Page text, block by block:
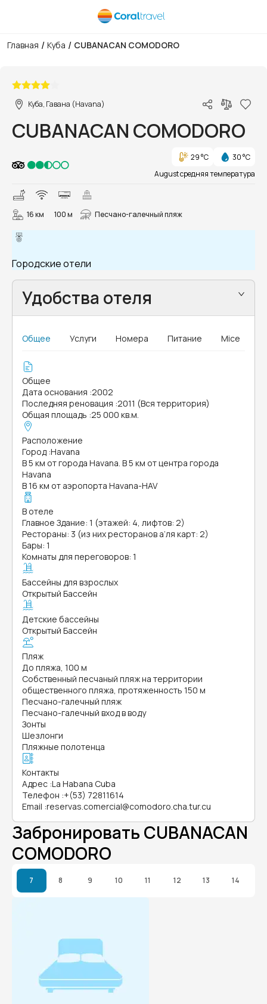
Главная / Куба / CUBANACAN COMODORO
Куба, Гавана (Havana)
CUBANACAN COMODORO
29 °C
30 °C
August средняя температура
16 км 100 м Песчано-галечный пляж
Городские отели
Удобства отеля
Общее Услуги Номера Питание Mice
Общее
Дата основания :2002
Последняя реновация :2011 (Вся территория)
Общая площадь :25 000 кв.м.
Расположение
Город :Havana
В 5 км от города Havana. В 5 км от центра города
Havana
В 16 км от аэропорта Havana-HAV
В отеле
Главное Здание: 1 (этажей: 4, лифтов: 2)
Рестораны: 3 (из них ресторанов а’ля карт: 2)
Бары: 1
Комнаты для переговоров: 1
Бассейны для взрослых
Открытый Бассейн
Детские бассейны
Открытый Бассейн
Пляж
До пляжа, 100 м
Собственный песчаный пляж на территории
общественного пляжа, протяженность 150 м
Песчано-галечный пляж
Песчано-галечный вход в воду
Зонты
Шезлонги
Пляжные полотенца
Контакты
Адрес :La Habana Cuba
Телефон :+(53) 72811614
Email :reservas.comercial@comodoro.cha.tur.cu
Забронировать CUBANACAN
COMODORO
7 8 9 10 11 12 13 14